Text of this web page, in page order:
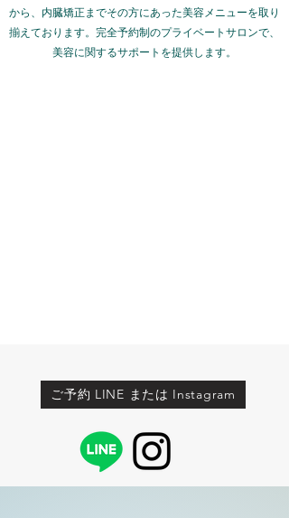
から、内臓矯正までその方にあった美容メニューを取り
揃えております。​完全予約制のプライベートサロンで、
美容に関するサポートを提供します。
ご予約 LINE または Instagram